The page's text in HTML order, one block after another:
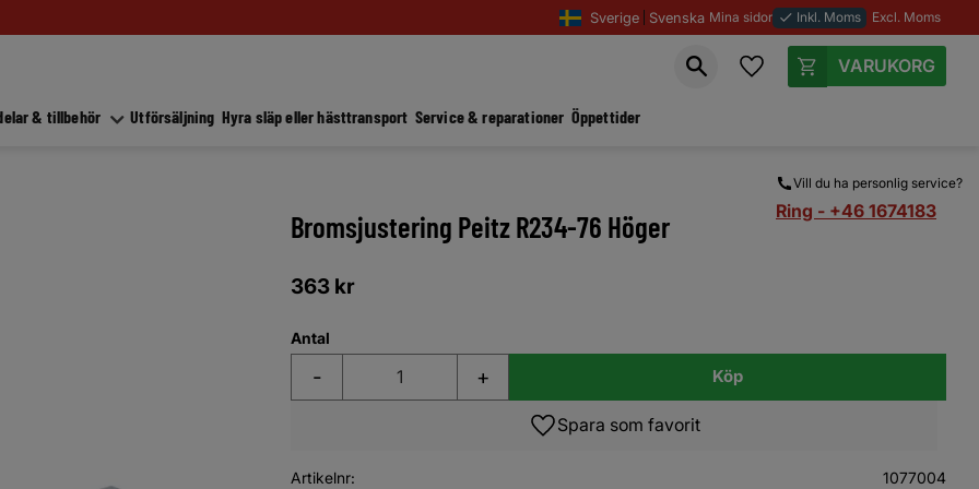
Sverige Svenska Mina sidor done Inkl. Moms Excl. Moms
Vill du ha personlig service?
Ring - +46 1674183
Favoriter
Kundvagn
& tillbehör Utförsäljning Hyra släp eller hästtransport Service & reparationer Öppettider
Bromsjustering Peitz R234-76 Höger
363 kr
Antal
+
- Köp
Lägg till i favoriter
Artikelnr
1077004